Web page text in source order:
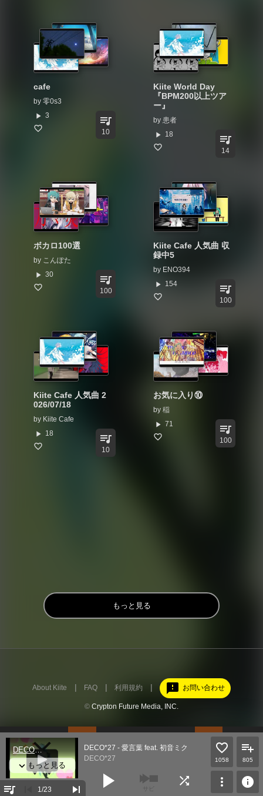
cafe
by 零0s3
play_arrow 3 queue_music
10
Kiite World Day
『BPM200以上ツア
ー』
by 患者
play_arrow 18 queue_music
14
ボカロ100選
by こんぽた
play_arrow 30 queue_music
100
Kiite Cafe 人気曲 収
録中5
by ENO394
play_arrow 154 queue_music
100
Kiite Cafe 人気曲 2
026/07/18
by Kiite Cafe
play_arrow 18 queue_music
10
お気に入り⑩
by 稲
play_arrow 71 queue_music
100
もっと見る
About Kiite FAQ 利用規約 feedback お問い合わせ
© Crypton Future Media, INC.
queue_music 1 /23 skip_next
DECO*27 - 愛言葉 feat. 初音ミク
DECO*27
play_arrow サビ
shuffle
1058 805
more_vert info